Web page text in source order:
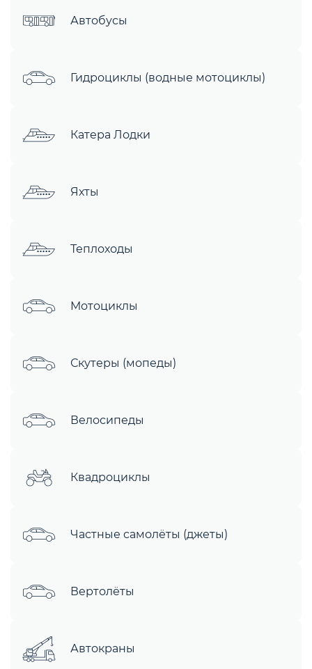
Автобусы
Гидроциклы (водные мотоциклы)
Катера Лодки
Яхты
Теплоходы
Мотоциклы
Скутеры (мопеды)
Велосипеды
Квадроциклы
Частные самолёты (джеты)
Вертолёты
Автокраны